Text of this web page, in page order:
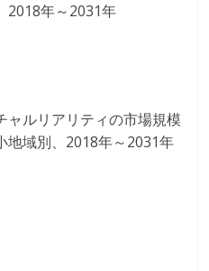
2018年～2031年
ャルリアリティの市場規模
地域別、2018年～2031年